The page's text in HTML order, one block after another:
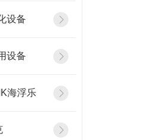
设备
设备
海浮乐